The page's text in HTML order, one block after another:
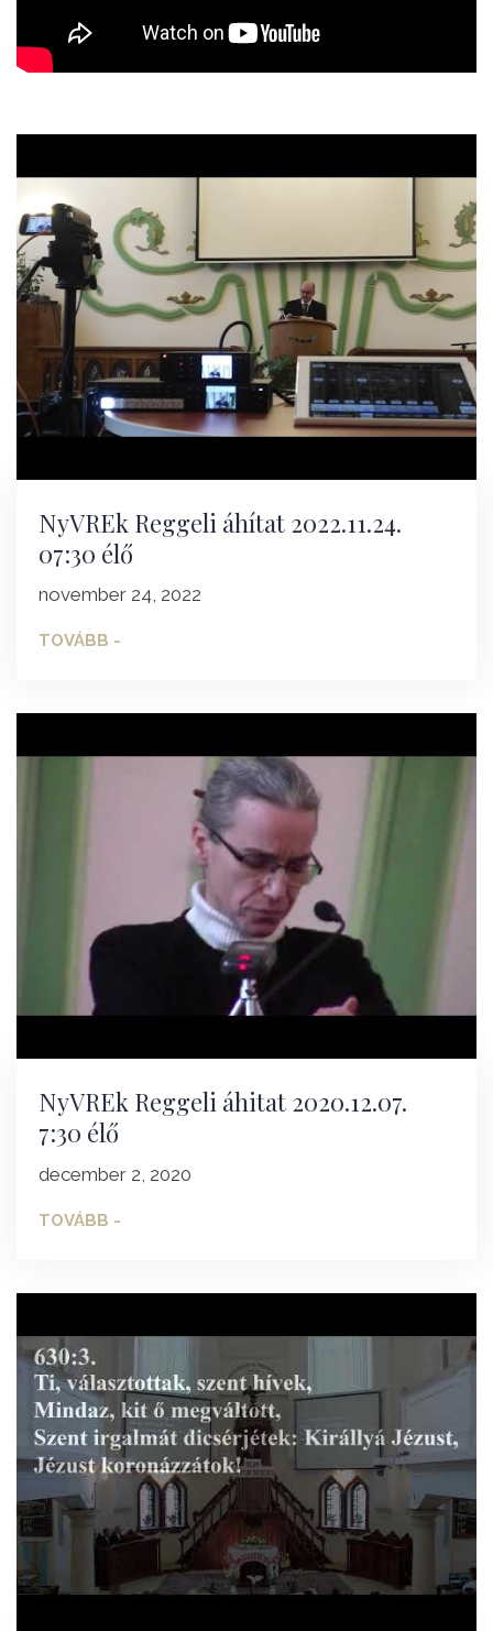
NyVREk Reggeli áhítat 2022.11.24.
07:30 élő
november 24, 2022
TOVÁBB -
NyVREk Reggeli áhitat 2020.12.07.
7:30 élő
december 2, 2020
TOVÁBB -